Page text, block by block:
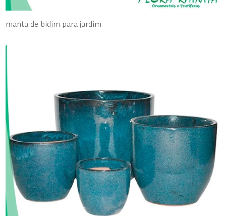
manta de bidim para jardim